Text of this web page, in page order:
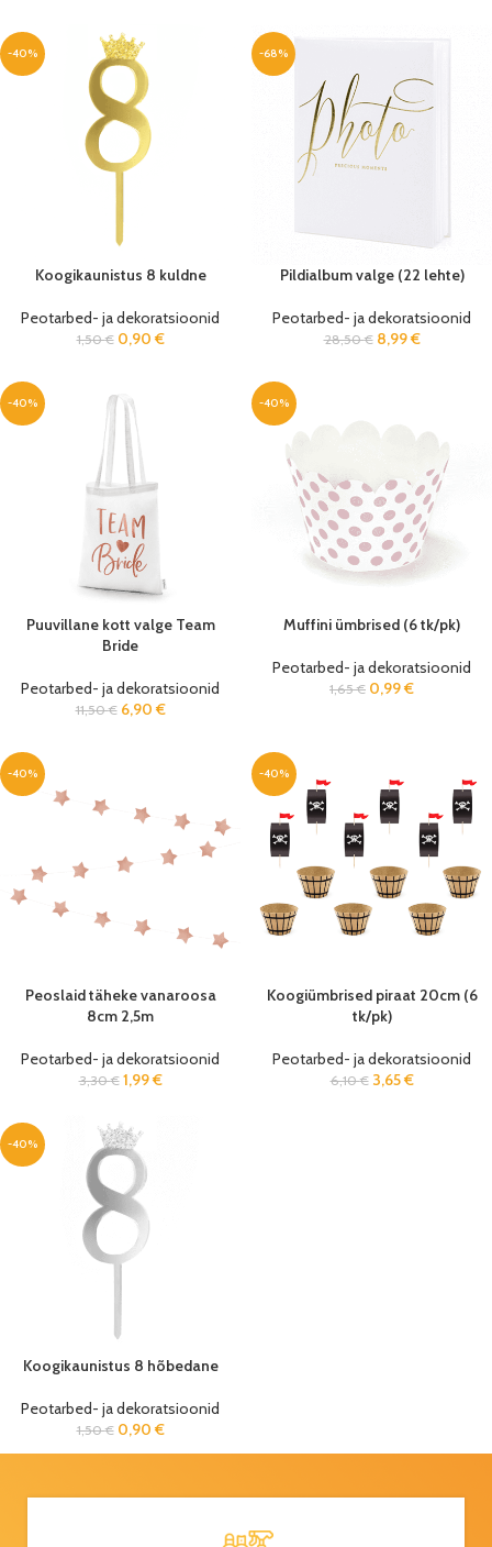
-40%
Koogikaunistus 8 kuldne
Peotarbed- ja dekoratsioonid
1,50€ 0,90 €
-68%
Pildialbum valge (22 lehte)
Peotarbed- ja dekoratsioonid
28,50€ 8,99€
-40%
Puuvillane kott valge Team
Bride
Peotarbed- ja dekoratsioonid
11,50€ 6,90 €
-40%
Muffini ümbrised (6 tk/pk)
Peotarbed- ja dekoratsioonid
1,65€ 0,99€
-40%
Peoslaid täheke vanaroosa
8cm 2,5m
Peotarbed- ja dekoratsioonid
3,30€ 1,99€
-40%
Koogiümbrised piraat 20cm (6
tk/pk)
Peotarbed- ja dekoratsioonid
6,10€ 3,65€
-40%
Koogikaunistus 8 hõbedane
Peotarbed- ja dekoratsioonid
1,50€ 0,90 €